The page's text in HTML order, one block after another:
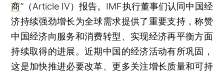
商”（Article IV）报告。IMF执行董事们认同中国经
济持续强劲增长为全球需求提供了重要支持，称赞
中国经济向服务和消费转型、实现经济再平衡方面
持续取得的进展。近期中国的经济活动有所巩固，
这是加快推进必要改革、更多关注增长质量和可持